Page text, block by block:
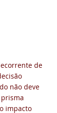
de
não deve
impacto